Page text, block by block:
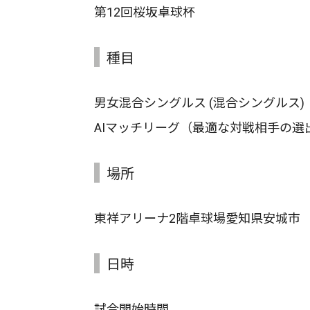
第12回桜坂卓球杯
種目
男女混合シングルス (混合シングルス)
AIマッチリーグ（最適な対戦相手の選
場所
東祥アリーナ2階卓球場愛知県安城市
日時